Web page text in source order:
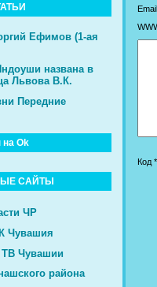
Ефимов (1-ая
названа в
Львова В.К.
Передние
Ok
САЙТЫ
ЧР
Чувашия
ТВ Чувашии
района
Код